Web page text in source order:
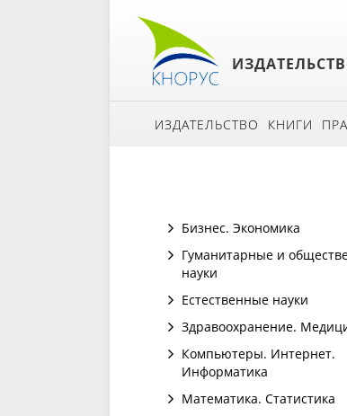
ИЗДАТЕЛЬСТВО КНИГИ
Бизнес. Экономика
Гуманитарные и
науки
Естественные науки
Здравоохранение.
Компьютеры. Интернет.
Информатика
Математика. Статистика